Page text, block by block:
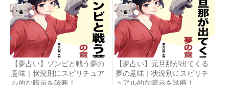
【夢占い】ゾンビと戦う夢の
意味｜状況別にスピリチュア
ル的な暗示を診断！
【夢占い】元旦那が出てくる
夢の意味｜状況別にスピリチ
ュアル的な暗示を診断！